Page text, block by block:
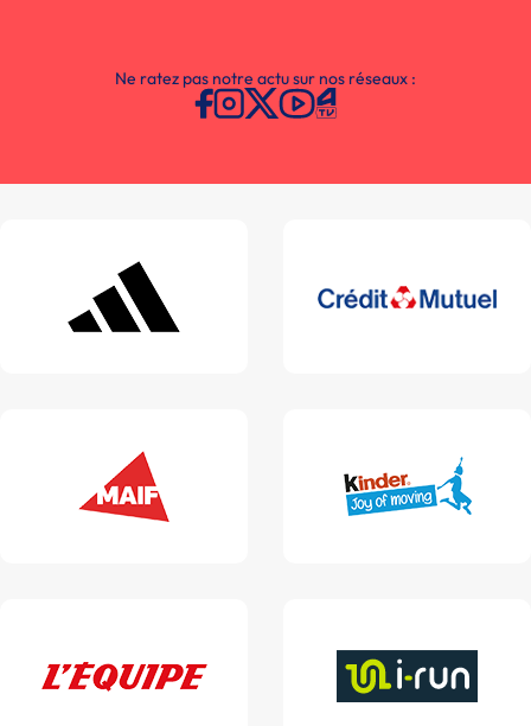
Ne ratez pas notre actu sur nos réseaux :